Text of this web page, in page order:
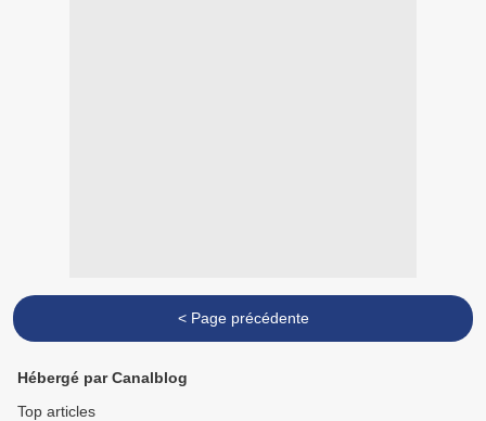
< Page précédente
Hébergé par Canalblog
Top articles